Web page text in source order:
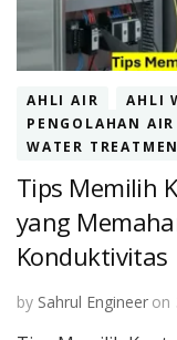
AHLI AIR AHLI
PENGOLAHAN AIR
WATER
Tips Memilih
yang
Konduktivitas
by Sahrul Engineer on